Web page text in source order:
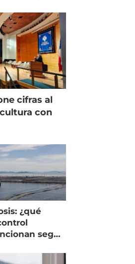
cifras al
con
¿qué
según